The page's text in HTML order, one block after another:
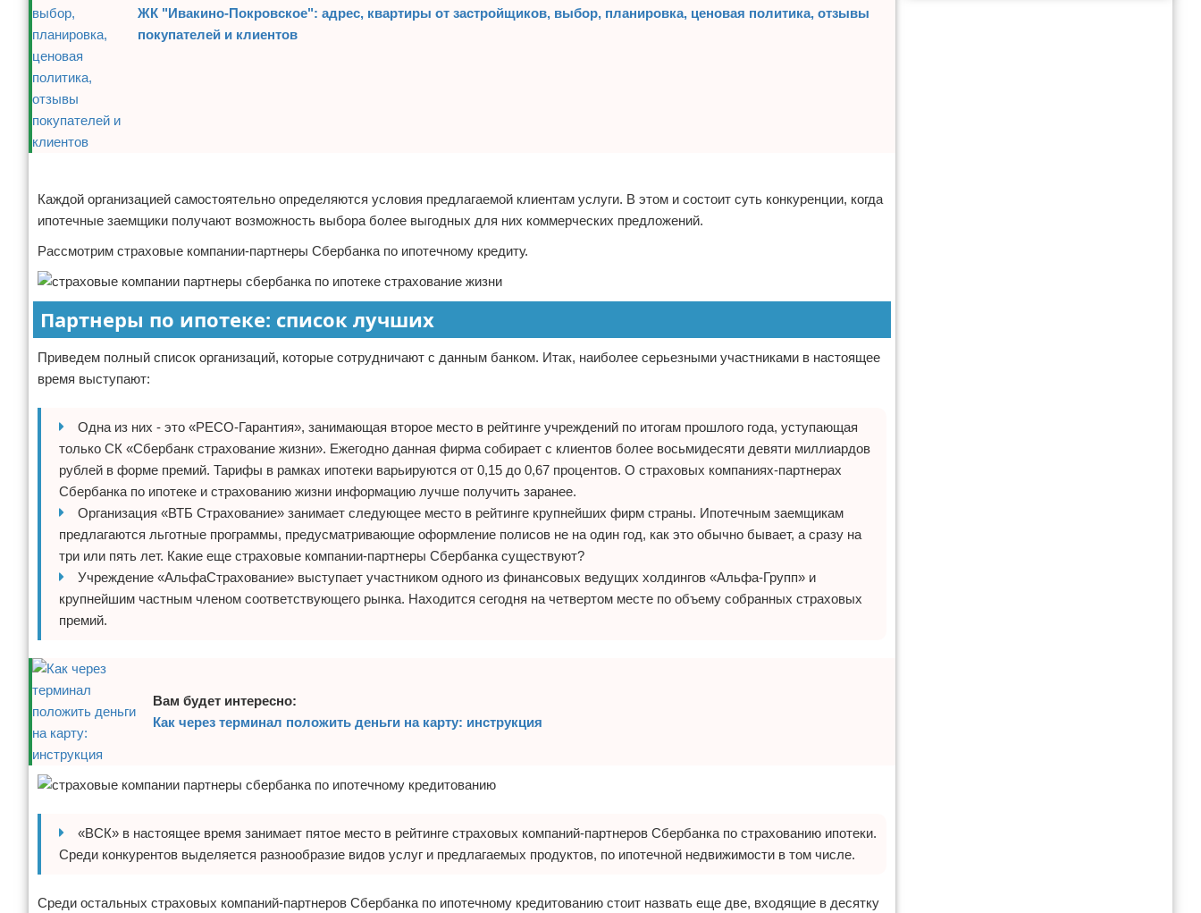
ЖК "Ивакино-Покровское": адрес, квартиры от застройщиков, выбор, планировка, ценовая политика, отзывы
покупателей и клиентов
Каждой организацией самостоятельно определяются условия предлагаемой клиентам услуги. В этом и состоит суть конкуренции, когда
ипотечные заемщики получают возможность выбора более выгодных для них коммерческих предложений.
Рассмотрим страховые компании-партнеры Сбербанка по ипотечному кредиту.
Партнеры по ипотеке: список лучших
Приведем полный список организаций, которые сотрудничают с данным банком. Итак, наиболее серьезными участниками в настоящее
время выступают:
Одна из них - это «РЕСО-Гарантия», занимающая второе место в рейтинге учреждений по итогам прошлого года, уступающая
только СК «Сбербанк страхование жизни». Ежегодно данная фирма собирает с клиентов более восьмидесяти девяти миллиардов
рублей в форме премий. Тарифы в рамках ипотеки варьируются от 0,15 до 0,67 процентов. О страховых компаниях-партнерах
Сбербанка по ипотеке и страхованию жизни информацию лучше получить заранее.
Организация «ВТБ Страхование» занимает следующее место в рейтинге крупнейших фирм страны. Ипотечным заемщикам
предлагаются льготные программы, предусматривающие оформление полисов не на один год, как это обычно бывает, а сразу на
три или пять лет. Какие еще страховые компании-партнеры Сбербанка существуют?
Учреждение «АльфаСтрахование» выступает участником одного из финансовых ведущих холдингов «Альфа-Групп» и
крупнейшим частным членом соответствующего рынка. Находится сегодня на четвертом месте по объему собранных страховых
премий.
Вам будет интересно:
Как через терминал положить деньги на карту: инструкция
«ВСК» в настоящее время занимает пятое место в рейтинге страховых компаний-партнеров Сбербанка по страхованию ипотеки.
Среди конкурентов выделяется разнообразие видов услуг и предлагаемых продуктов, по ипотечной недвижимости в том числе.
Среди остальных страховых компаний-партнеров Сбербанка по ипотечному кредитованию стоит назвать еще две, входящие в десятку